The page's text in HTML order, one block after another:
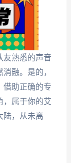
友熟悉的声音
融。是的，
借助正确的专
，属于你的艾
陆，从未离